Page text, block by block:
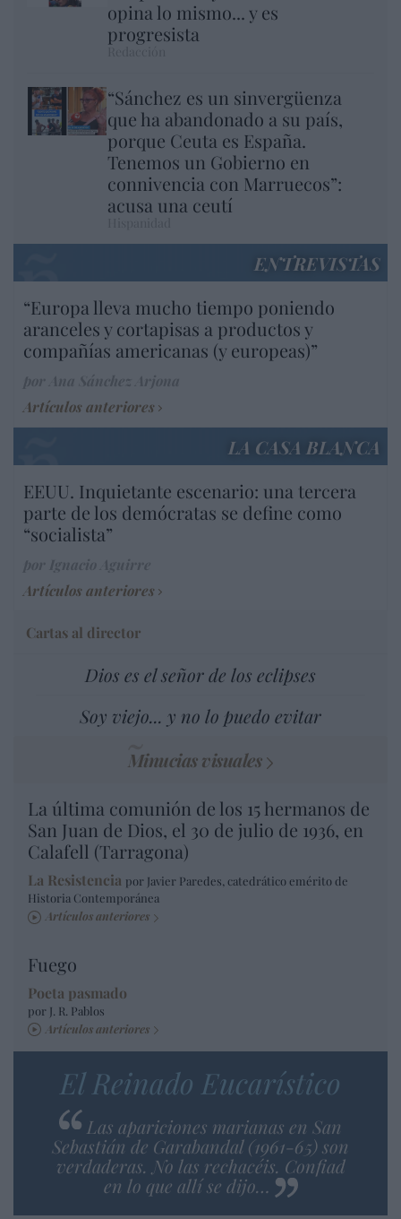
opina lo mismo... y es
progresista
“Sánchez es un sinvergüenza
que ha abandonado a su país,
porque Ceuta es España.
Tenemos un Gobierno en
connivencia con Marruecos”:
acusa una ceutí
ENTREVISTAS
“Europa lleva mucho tiempo poniendo
aranceles y cortapisas a productos y
compañías americanas (y europeas)”
Artículos anteriores
LA CASA BLANCA
EEUU. Inquietante escenario: una tercera
parte de los demócratas se define como
“socialista”
Artículos anteriores
Cartas al director
Dios es el señor de los eclipses
Soy viejo... y no lo puedo evitar
Minucias visuales
La última comunión de los 15 hermanos de
San Juan de Dios, el 30 de julio de 1936, en
Calafell (Tarragona)
La Resistencia por Javier Paredes, catedrático emérito de
Historia Contemporánea
Artículos anteriores
Fuego
Poeta pasmado
por J. R. Pablos
Artículos anteriores
El Reinado Eucarístico
Las apariciones marianas en San
Sebastián de Garabandal (1961-65) son
verdaderas. No las rechacéis. Confiad
en lo que allí se dijo…